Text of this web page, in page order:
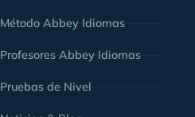
Método Abbey Idiomas
Profesores Abbey Idiomas
Pruebas de Nivel